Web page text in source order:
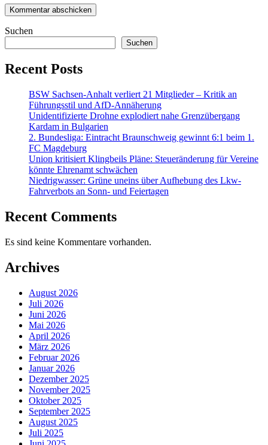
Suchen
Suchen
Recent Posts
BSW Sachsen-Anhalt verliert 21 Mitglieder – Kritik an
Führungsstil und AfD-Annäherung
Unidentifizierte Drohne explodiert nahe Grenzübergang
Kardam in Bulgarien
2. Bundesliga: Eintracht Braunschweig gewinnt 6:1 beim 1.
FC Magdeburg
Union kritisiert Klingbeils Pläne: Steueränderung für Vereine
könnte Ehrenamt schwächen
Niedrigwasser: Grüne uneins über Aufhebung des Lkw-
Fahrverbots an Sonn- und Feiertagen
Recent Comments
Es sind keine Kommentare vorhanden.
Archives
August 2026
Juli 2026
Juni 2026
Mai 2026
April 2026
März 2026
Februar 2026
Januar 2026
Dezember 2025
November 2025
Oktober 2025
September 2025
August 2025
Juli 2025